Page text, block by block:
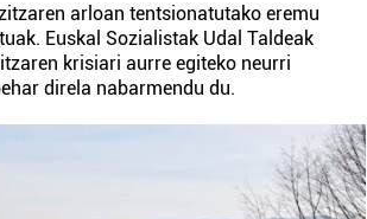
arloan tentsionatutako eremu
Euskal Sozialistak Udal Taldeak
krisiari aurre egiteko neurri
direla nabarmendu du.